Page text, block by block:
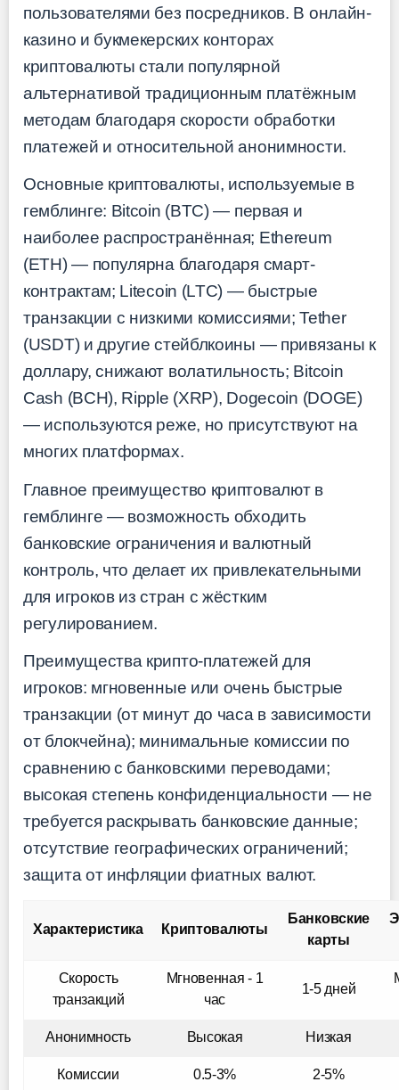
пользователями без посредников. В онлайн-
казино и букмекерских конторах
криптовалюты стали популярной
альтернативой традиционным платёжным
методам благодаря скорости обработки
платежей и относительной анонимности.
Основные криптовалюты, используемые в
гемблинге: Bitcoin (BTC) — первая и
наиболее распространённая; Ethereum
(ETH) — популярна благодаря смарт-
контрактам; Litecoin (LTC) — быстрые
транзакции с низкими комиссиями; Tether
(USDT) и другие стейблкоины — привязаны к
доллару, снижают волатильность; Bitcoin
Cash (BCH), Ripple (XRP), Dogecoin (DOGE)
— используются реже, но присутствуют на
многих платформах.
Главное преимущество криптовалют в
гемблинге — возможность обходить
банковские ограничения и валютный
контроль, что делает их привлекательными
для игроков из стран с жёстким
регулированием.
Преимущества крипто-платежей для
игроков: мгновенные или очень быстрые
транзакции (от минут до часа в зависимости
от блокчейна); минимальные комиссии по
сравнению с банковскими переводами;
высокая степень конфиденциальности — не
требуется раскрывать банковские данные;
отсутствие географических ограничений;
защита от инфляции фиатных валют.
Характеристика Криптовалюты
Банковские
карты
Скорость
транзакций
Мгновенная - 1
час
1-5 дней
Анонимность Высокая Низкая
Комиссии 0.5-3% 2-5%